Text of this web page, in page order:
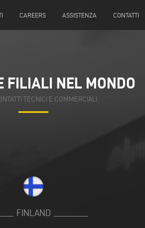
CAREERS ASSISTENZA CONTATTI
FILIALI NEL MONDO
TECNICI E COMMERCIALI
FILIALI NEL MONDO
TECNICI E COMMERCIALI
FINLAND